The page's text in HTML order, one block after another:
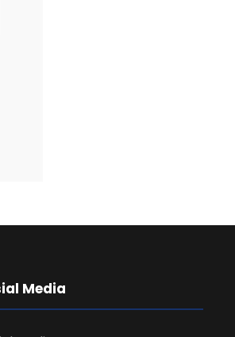
Media